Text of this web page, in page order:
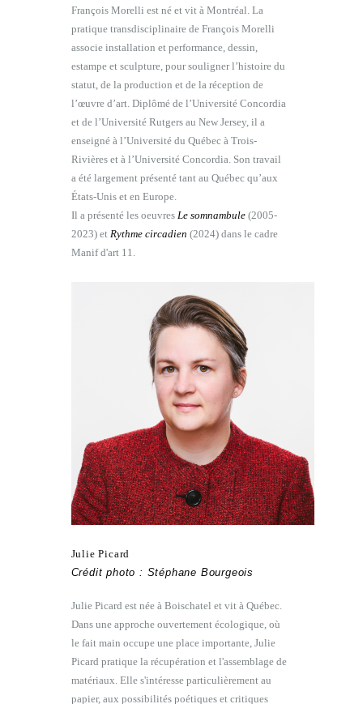
François Morelli est né et vit à Montréal. La
pratique transdisciplinaire de François Morelli
associe installation et performance, dessin,
estampe et sculpture, pour souligner l’histoire du
statut, de la production et de la réception de
l’œuvre d’art. Diplômé de l’Université Concordia
et de l’Université Rutgers au New Jersey, il a
enseigné à l’Université du Québec à Trois-
Rivières et à l’Université Concordia. Son travail
a été largement présenté tant au Québec qu’aux
États-Unis et en Europe.
Il a présenté les oeuvres Le somnambule(2005-
2023) et Rythme circadien (2024) dans le cadre
Manif d'art 11.
Julie Picard
Crédit photo : Stéphane Bourgeois
Julie Picard est née à Boischatel et vit à Québec.
Dans une approche ouvertement écologique, où
le fait main occupe une place importante, Julie
Picard pratique la récupération et l'assemblage de
matériaux. Elle s'intéresse particulièrement au
papier, aux possibilités poétiques et critiques